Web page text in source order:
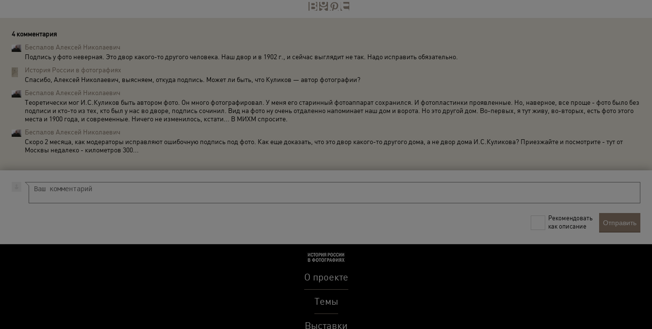
4 комментария
Беспалов Алексей Николаевич
Подпись у фото неверная. Это двор какого-то другого человека. Наш двор и в 1902 г., и сейчас выглядит не так. Надо исправить обязательно.
История России в фотографиях
Спасибо, Алексей Николаевич, выясняем, откуда подпись. Может ли быть, что Куликов — автор фотографии?
Беспалов Алексей Николаевич
Теоретически мог И.С.Куликов быть автором фото. Он много фотографировал. У меня его старинный фотоаппарат сохранился. И фотопластинки проявленные. Но, наверное, все проще - фото было без
подписи и кто-то из тех, кто был у нас во дворе, подпись сочинил. Вид на фото ну очень отдаленно напоминает наш дом и ворота. Но это другой дом. Во-первых, я тут живу, во-вторых, есть фото этого
места и 1900 года, и современные. Ничего не изменилось, кстати... В МИХМ спросите.
Беспалов Алексей Николаевич
Скоро 2 месяца, как модераторы исправляют ошибочную подпись под фото. Как еще доказать, что это двор какого-то другого дома, а не двор дома И.С.Куликова? Приезжайте и посмотрите - тут от
Москвы недалеко - километров 300...
Рекомендовать
как описание
Отправить
О проекте
Темы
Выставки